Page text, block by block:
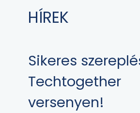
HÍREK
Sikeres
Techtogether
versenyen!